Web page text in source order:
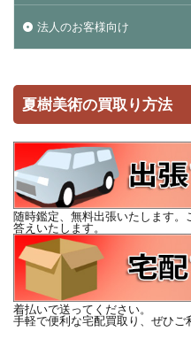
法人のお客様向け
夏樹美術の買取り方法
随時鑑定、無料出張いたします
答えいたします。
着払いで送ってください。
手軽で便利な宅配買取り、ぜひご